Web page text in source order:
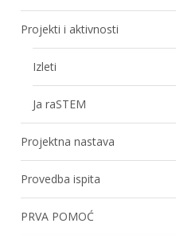
Projekti i aktivnosti
Izleti
Ja raSTEM
Projektna nastava
Provedba ispita
PRVA POMOĆ